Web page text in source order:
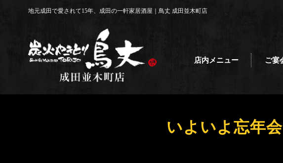
地元成田で愛されて15年、成田の一軒家居酒屋｜鳥丈 成田並木町店
店内メニュー ご宴
いよいよ忘年